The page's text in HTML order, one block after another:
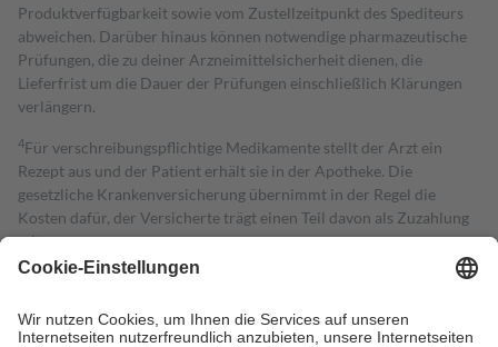
Produktverfügbarkeit sowie vom Zustellzeitpunkt des Spediteurs
abweichen. Darüber hinaus können notwendige pharmazeutische
Prüfungen, die zu deiner Arzneimittelsicherheit dienen, die
Lieferfrist um die Dauer der Prüfungen einschließlich Klärungen
verlängern.
4Für verschreibungspflichtige Medikamente stellt der Arzt ein
Rezept aus und der Patient erhält sie in der Apotheke. Die
gesetzliche Krankenversicherung übernimmt in der Regel die
Kosten dafür, der Versicherte trägt einen Teil davon als Zuzahlung
mit.
Grundsätzlich leisten Mitglieder Zuzahlungen in Höhe von zehn
höchstens zehn Euro.
Es sind jedoch nie mehr als die tatsächlichen
Kosten der Leistung zu entrichten.